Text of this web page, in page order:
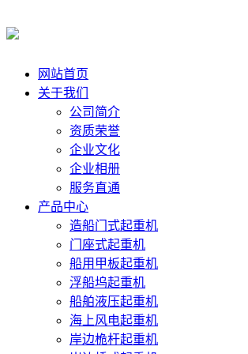
网站首页
关于我们
公司简介
资质荣誉
企业文化
企业相册
服务直通
产品中心
造船门式起重机
门座式起重机
船用甲板起重机
浮船坞起重机
船舶液压起重机
海上风电起重机
岸边桅杆起重机